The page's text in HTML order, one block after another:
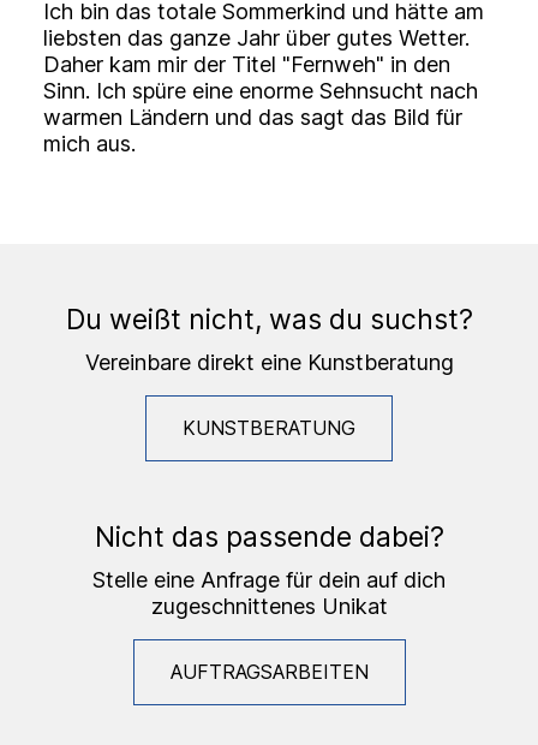
Ich bin das totale Sommerkind und hätte am
liebsten das ganze Jahr über gutes Wetter.
Daher kam mir der Titel "Fernweh" in den
Sinn. Ich spüre eine enorme Sehnsucht nach
warmen Ländern und das sagt das Bild für
mich aus.
Du weißt nicht, was du suchst?
Vereinbare direkt eine Kunstberatung
KUNSTBERATUNG
Nicht das passende dabei?
Stelle eine Anfrage für dein auf dich
zugeschnittenes Unikat
AUFTRAGSARBEITEN